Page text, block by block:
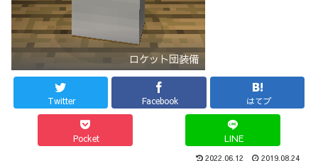
ロケット団装備
Twitter Facebook はてブ
Pocket LINE
2022.06.12 2019.08.24